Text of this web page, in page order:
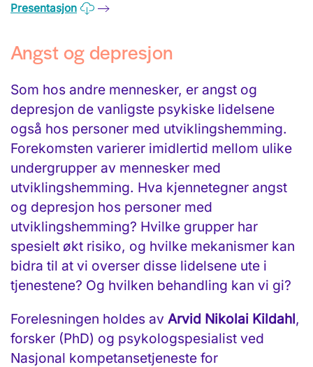
Presentasjon
Angst og depresjon
Som hos andre mennesker, er angst og
depresjon de vanligste psykiske lidelsene
også hos personer med utviklingshemming.
Forekomsten varierer imidlertid mellom ulike
undergrupper av mennesker med
utviklingshemming. Hva kjennetegner angst
og depresjon hos personer med
utviklingshemming? Hvilke grupper har
spesielt økt risiko, og hvilke mekanismer kan
bidra til at vi overser disse lidelsene ute i
tjenestene? Og hvilken behandling kan vi gi?
Forelesningen holdes av Arvid Nikolai Kildahl,
forsker (PhD) og psykologspesialist ved
Nasjonal kompetansetjeneste for